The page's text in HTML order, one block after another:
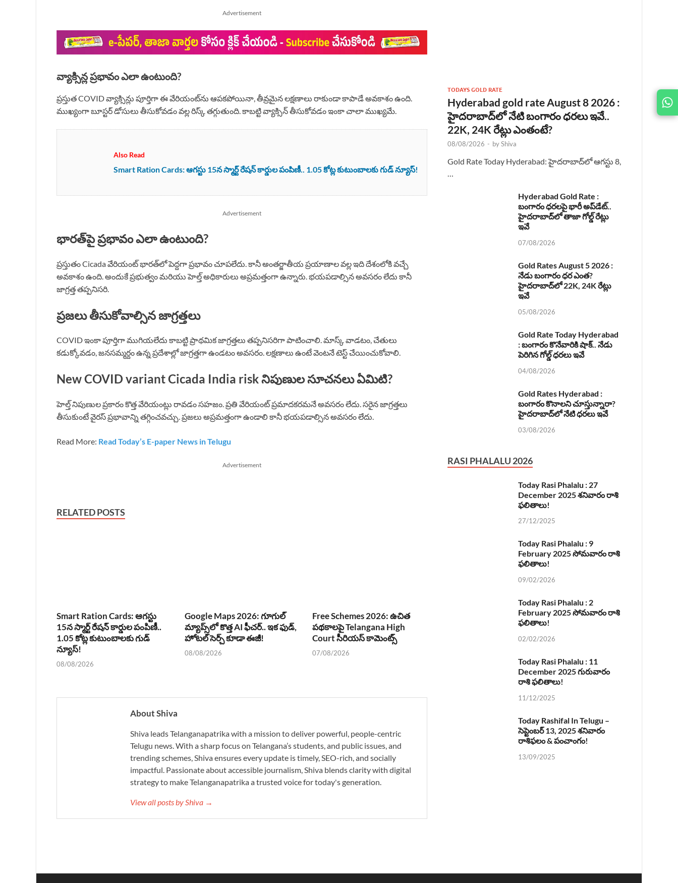
JOIN
US ON
Advertisement
వ్యాక్సిన్ల ప్రభావం ఎలా ఉంటుంది?
ప్రస్తుత COVID వ్యాక్సిన్లు పూర్తిగా ఈ వేరియంట్‌ను ఆపకపోయినా, తీవ్రమైన లక్షణాలు రాకుండా కాపాడే అవకాశం ఉంది.
ముఖ్యంగా బూస్టర్ డోసులు తీసుకోవడం వల్ల రిస్క్ తగ్గుతుంది. కాబట్టి వ్యాక్సిన్ తీసుకోవడం ఇంకా చాలా ముఖ్యమే.
Also Read
Smart Ration Cards: ఆగస్టు 15న స్మార్ట్ రేషన్ కార్డుల పంపిణీ.. 1.05 కోట్ల కుటుంబాలకు గుడ్ న్యూస్!
Advertisement
భారత్‌పై ప్రభావం ఎలా ఉంటుంది?
ప్రస్తుతం Cicada వేరియంట్ భారత్‌లో పెద్దగా ప్రభావం చూపలేదు. కానీ అంతర్జాతీయ ప్రయాణాల వల్ల ఇది దేశంలోకి వచ్చే
అవకాశం ఉంది. అందుకే ప్రభుత్వం మరియు హెల్త్ అధికారులు అప్రమత్తంగా ఉన్నారు. భయపడాల్సిన అవసరం లేదు కానీ
జాగ్రత్త తప్పనిసరి.
ప్రజలు తీసుకోవాల్సిన జాగ్రత్తలు
COVID ఇంకా పూర్తిగా ముగియలేదు కాబట్టి ప్రాథమిక జాగ్రత్తలు తప్పనిసరిగా పాటించాలి. మాస్క్ వాడటం, చేతులు
కడుక్కోవడం, జనసమ్మర్దం ఉన్న ప్రదేశాల్లో జాగ్రత్తగా ఉండటం అవసరం. లక్షణాలు ఉంటే వెంటనే టెస్ట్ చేయించుకోవాలి.
New COVID variant Cicada India risk నిపుణుల సూచనలు ఏమిటి?
హెల్త్ నిపుణుల ప్రకారం కొత్త వేరియంట్లు రావడం సహజం. ప్రతి వేరియంట్ ప్రమాదకరమనే అవసరం లేదు. సరైన జాగ్రత్తలు
తీసుకుంటే వైరస్ ప్రభావాన్ని తగ్గించవచ్చు. ప్రజలు అప్రమత్తంగా ఉండాలి కానీ భయపడాల్సిన అవసరం లేదు.
Read More: Read Today’s E-paper News in Telugu
Advertisement
RELATED POSTS
Smart Ration Cards: ఆగస్టు
15న స్మార్ట్ రేషన్ కార్డుల పంపిణీ..
1.05 కోట్ల కుటుంబాలకు గుడ్
న్యూస్!
08/08/2026
Google Maps 2026: గూగుల్
మ్యాప్స్‌లో కొత్త AI ఫీచర్.. ఇక ఫుడ్,
హోటల్ సెర్చ్ కూడా ఈజీ!
08/08/2026
Free Schemes 2026: ఉచిత
పథకాలపై Telangana High
Court సీరియస్ కామెంట్స్
07/08/2026
About Shiva
Shiva leads Telanganapatrika with a mission to deliver powerful, people-centric
Telugu news. With a sharp focus on Telangana’s students, and public issues, and
trending schemes, Shiva ensures every update is timely, SEO-rich, and socially
impactful. Passionate about accessible journalism, Shiva blends clarity with digital
strategy to make Telanganapatrika a trusted voice for today's generation.
View all posts by Shiva →
TODAYS GOLD RATE
Hyderabad gold rate August 8 2026 :
హైదరాబాద్‌లో నేటి బంగారం ధరలు ఇవే..
22K, 24K రేట్లు ఎంతంటే?
08/08/2026 - byShiva
Gold Rate Today Hyderabad: హైదరాబాద్‌లో ఆగస్టు 8,
…
Hyderabad Gold Rate :
బంగారం ధరలపై భారీ అప్‌డేట్..
హైదరాబాద్‌లో తాజా గోల్డ్ రేట్లు
ఇవే
07/08/2026
Gold Rates August 5 2026 :
నేడు బంగారం ధర ఎంత?
హైదరాబాద్‌లో 22K, 24K రేట్లు
ఇవే
05/08/2026
Gold Rate Today Hyderabad
: బంగారం కొనేవారికి షాక్.. నేడు
పెరిగిన గోల్డ్ ధరలు ఇవే
04/08/2026
Gold Rates Hyderabad :
బంగారం కొనాలని చూస్తున్నారా?
హైదరాబాద్‌లో నేటి ధరలు ఇవే
03/08/2026
RASI PHALALU 2026
Today Rasi Phalalu : 27
December 2025 శనివారం రాశి
ఫలితాలు!
27/12/2025
Today Rasi Phalalu : 9
February 2025 సోమవారం రాశి
ఫలితాలు!
09/02/2026
Today Rasi Phalalu : 2
February 2025 సోమవారం రాశి
ఫలితాలు!
02/02/2026
Today Rasi Phalalu : 11
December 2025 గురువారం
రాశి ఫలితాలు!
11/12/2025
Today Rashifal In Telugu –
సెప్టెంబర్ 13, 2025 శనివారం
రాశిఫలం & పంచాంగం!
13/09/2025